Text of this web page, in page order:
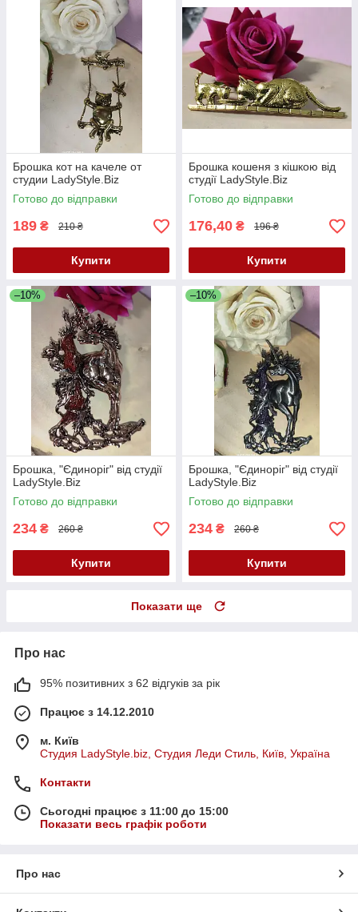
Брошка кот на качеле от
студии LadyStyle.Biz
Готово до відправки
189 ₴ 210 ₴
Купити
Брошка кошеня з кішкою від
студії LadyStyle.Biz
Готово до відправки
176,40 ₴ 196 ₴
Купити
–10%
Брошка, "Єдиноріг" від студії
LadyStyle.Biz
Готово до відправки
234 ₴ 260 ₴
Купити
–10%
Брошка, "Єдиноріг" від студії
LadyStyle.Biz
Готово до відправки
234 ₴ 260 ₴
Купити
Показати ще
Про нас
95% позитивних з 62 відгуків за рік
Працює з 14.12.2010
м. Київ
Студия LadyStyle.biz, Студия Леди Стиль, Київ, Україна
Контакти
Сьогодні працює з 11:00 до 15:00
Показати весь графік роботи
Про нас